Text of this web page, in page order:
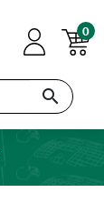

0